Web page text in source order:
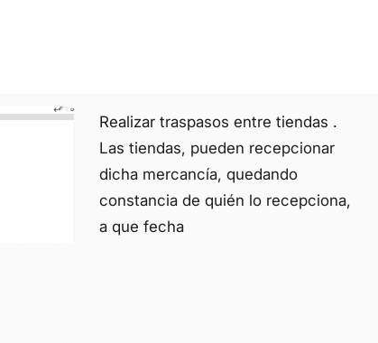
Realizar traspasos entre tiendas .
Las tiendas, pueden recepcionar
dicha mercancía, quedando
constancia de quién lo recepciona,
a que fecha